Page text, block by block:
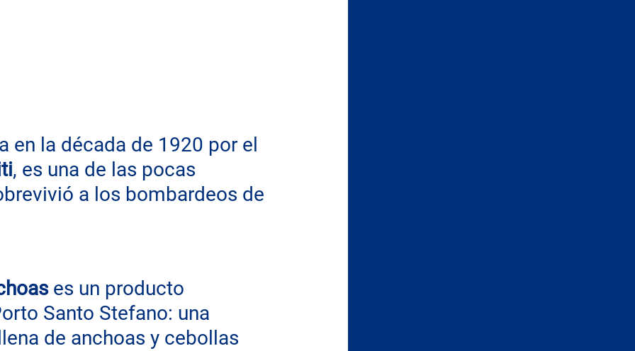
en la década de 1920 por el
, es una de las pocas
a los bombardeos de
es un producto
Santo Stefano: una
de anchoas y cebollas